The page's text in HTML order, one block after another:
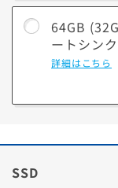
64GB
ートシン
詳細はこちら
SSD